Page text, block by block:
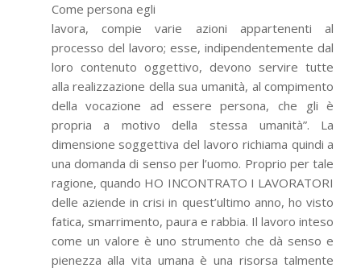
Come persona egli
lavora, compie varie azioni appartenenti al
processo del lavoro; esse, indipendentemente dal
loro contenuto oggettivo, devono servire tutte
alla realizzazione della sua umanità, al compimento
della vocazione ad essere persona, che gli è
propria a motivo della stessa umanità”. La
dimensione soggettiva del lavoro richiama quindi a
una domanda di senso per l’uomo. Proprio per tale
ragione, quando HO INCONTRATO I LAVORATORI
delle aziende in crisi in quest’ultimo anno, ho visto
fatica, smarrimento, paura e rabbia. Il lavoro inteso
come un valore è uno strumento che dà senso e
pienezza alla vita umana è una risorsa talmente